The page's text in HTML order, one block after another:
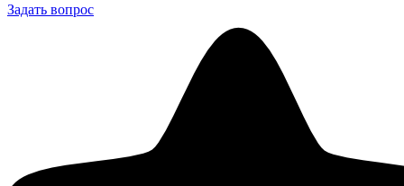
Задать вопрос